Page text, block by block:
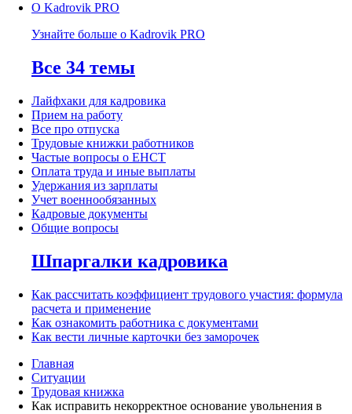
О Kadrovik PRO
Узнайте больше о Kadrovik PRO
Все 34 темы
Лайфхаки для кадровика
Прием на работу
Все про отпуска
Трудовые книжки работников
Частые вопросы о ЕНСТ
Оплата труда и иные выплаты
Удержания из зарплаты
Учет военнообязанных
Кадровые документы
Общие вопросы
Шпаргалки кадровика
Как рассчитать коэффициент трудового участия: формула
расчета и применение
Как ознакомить работника с документами
Как вести личные карточки без заморочек
Главная
Ситуации
Трудовая книжка
Как исправить некорректное основание увольнения в